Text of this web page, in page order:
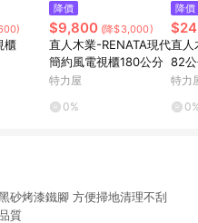
櫃
降價
$9,800 (降$3,000)
直人木業-RENATA現代
簡約風電視櫃180公分
特力屋
0%
降價
直人
82
79
特力
烤漆鐵腳 方便掃地清理不刮
質